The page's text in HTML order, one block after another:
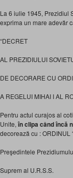
La 6 iulie 1945, Prezidiul
exprima un mare adevăr
“DECRET
AL PREZIDIULUI
DE DECORARE CU
A REGELUI MIHAI I AL
Pentru actul curajos al
Unite, în clipa când încă
decorează cu : ORDINUL
Preşedintele
Suprem al U.R.S.S.